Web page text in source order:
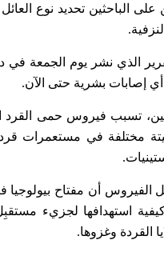
على الباحثين تحديد نوع
إصابات بشرية حتى الآن.
تسبب فيروس حمى
مختلفة في مستعمرات
أن مفتاح بيولوجيا
القردة وغزوها.